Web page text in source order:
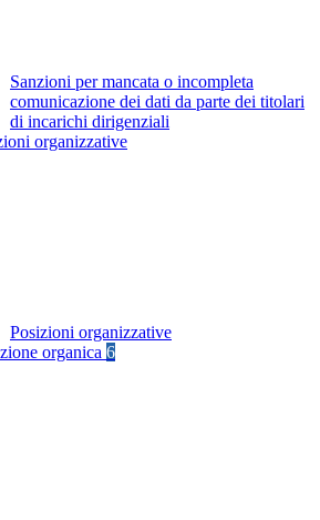
Sanzioni per mancata o incompleta
comunicazione dei dati da parte dei titolari
di incarichi dirigenziali
organizzative
Posizioni organizzative
organica 6